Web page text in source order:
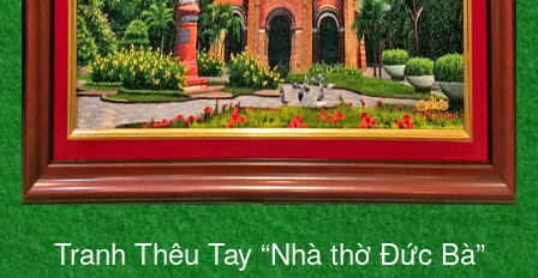
Tranh Thêu Tay “Nhà thờ Đức Bà”